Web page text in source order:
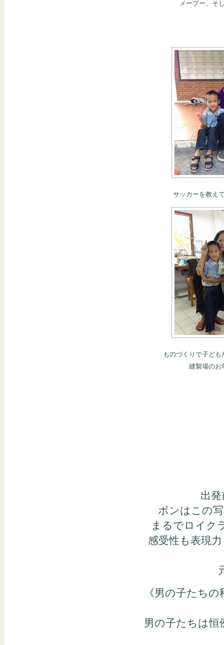
メープー、そ
サッカーを教え
ものづくりで子ど
縫製場のお
出
ボンはこの
まるでロイク
感受性も表現
《男の子たち
男の子たちは